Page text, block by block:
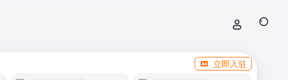
立即入驻